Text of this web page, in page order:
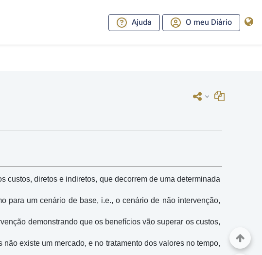
Ajuda O meu Diário
custos, diretos e indiretos, que decorrem de uma determinada
para um cenário de base, i.e., o cenário de não intervenção,
demonstrando que os benefícios vão superar os custos,
existe um mercado, e no tratamento dos valores no tempo,